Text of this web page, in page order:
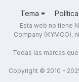
Tema
Esta web no tiene
Company (KYMCO),
Todas las marcas
Copyright © 2010 -